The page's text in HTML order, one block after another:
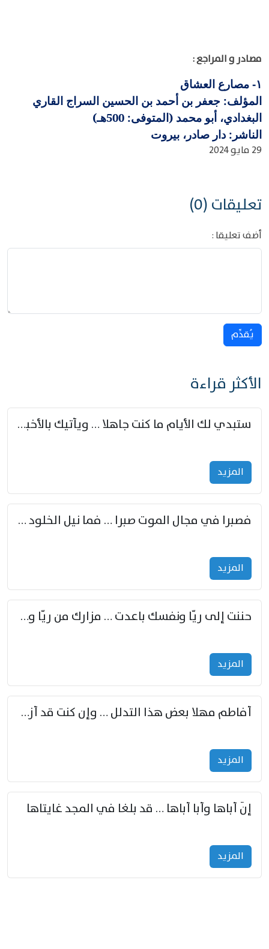
مصادر و المراجع :
١-
مصارع العشاق
المؤلف: جعفر بن أحمد بن الحسين السراج القاري
البغدادي، أبو محمد (المتوفى: 500هـ)
الناشر: دار صادر، بيروت
29 مايو 2024
تعليقات (0)
أضف تعليقا :
يُقدِّم
الأكثر قراءة
ستبدي لك الأيام ما كنت جاهلا … ويأتيك بالأخبار من لم تزوّد
المزید
فصبرا في مجال الموت صبرا … فما نيل الخلود بمستطاع
المزید
حننت إلى ريّا ونفسك باعدت … مزارك من ريّا وشعباكما معا
المزید
أفاطم مهلا بعض هذا التدلل … وإن كنت قد أزمعت صرمي فأجملي
المزید
إنّ أباها وأبا أباها … قد بلغا في المجد غايتاها
المزید